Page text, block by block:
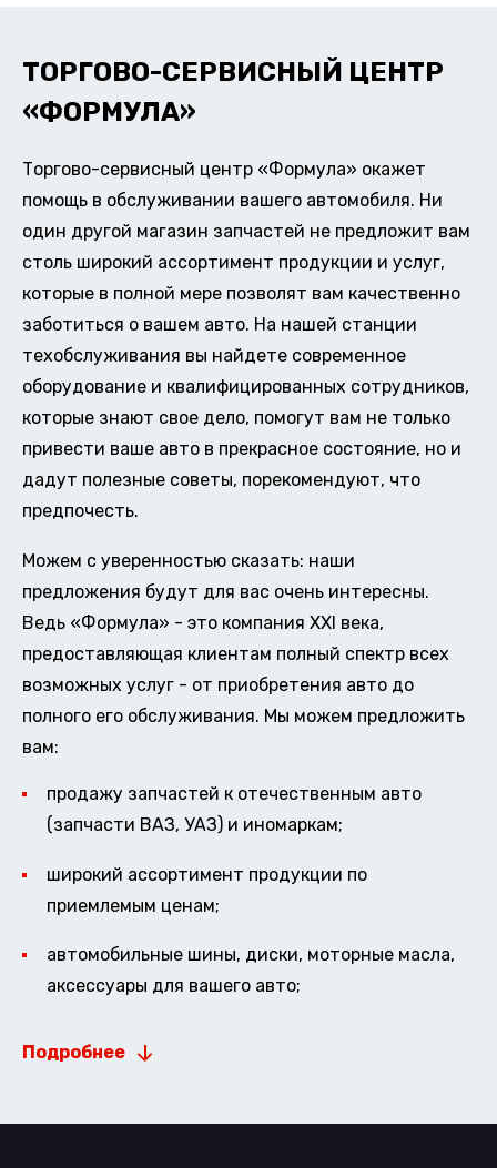
ТОРГОВО-СЕРВИСНЫЙ ЦЕНТР
«ФОРМУЛА»
Торгово-сервисный центр «Формула» окажет
помощь в обслуживании вашего автомобиля. Ни
один другой магазин запчастей не предложит вам
столь широкий ассортимент продукции и услуг,
которые в полной мере позволят вам качественно
заботиться о вашем авто. На нашей станции
техобслуживания вы найдете современное
оборудование и квалифицированных сотрудников,
которые знают свое дело, помогут вам не только
привести ваше авто в прекрасное состояние, но и
дадут полезные советы, порекомендуют, что
предпочесть.
Можем с уверенностью сказать: наши
предложения будут для вас очень интересны.
Ведь «Формула» - это компания XXI века,
предоставляющая клиентам полный спектр всех
возможных услуг - от приобретения авто до
полного его обслуживания. Мы можем предложить
вам:
продажу запчастей к отечественным авто
(запчасти ВАЗ, УАЗ) и иномаркам;
широкий ассортимент продукции по
приемлемым ценам;
автомобильные шины, диски, моторные масла,
аксессуары для вашего авто;
Подробнее